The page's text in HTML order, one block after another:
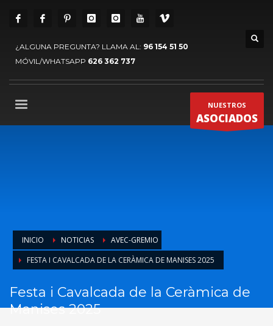
¿ALGUNA PREGUNTA? LLAMA AL: 96 154 51 50
MÓVIL/WHATSAPP 626 362 737
NUESTROS
ASOCIADOS
INICIO NOTICIAS
AVEC-GREMIO
FESTA I CAVALCADA DE LA CERÀMICA DE MANISES 2025
Festa i Cavalcada de la Ceràmica de
Manises 2025